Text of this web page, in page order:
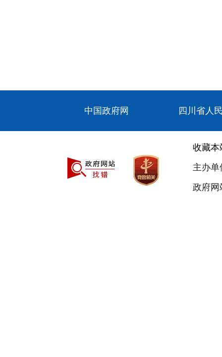
中国政府网 四川省人
收藏本
主办
政府网